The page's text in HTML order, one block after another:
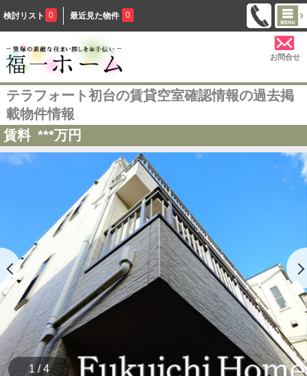
検討リスト 0 最近見た物件 0
お問合せ
テラフォート初台の賃貸空室確認情報の過去掲
載物件情報
賃料 ***万円
1 / 4